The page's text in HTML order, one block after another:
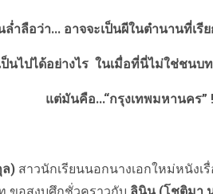
ำลือว่า... อาจจะเป็นผีในตำนานที่เรีย
ป็นไปได้อย่างไร ในเมื่อที่นี่ไม่ใช่ชนบ
แต่มันคือ...“กรุงเทพมหานคร” !
) สาวนักเรียนนอกนางเอกใหม่หนังเ